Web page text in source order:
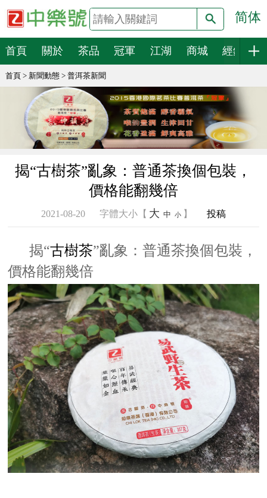
简体
首頁 關於 茶品 冠軍 江湖 商城 經銷
首頁> 新聞動態> 普洱茶新聞
揭“古樹茶”亂象：普通茶換個包裝，
價格能翻幾倍
2021-08-20 字體大小【 大 中 小 】 投稿
揭“古樹茶”亂象：普通茶換個包裝，
價格能翻幾倍